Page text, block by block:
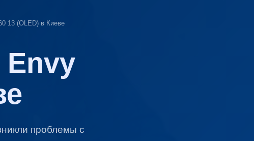
13 (OLED) в Киеве
Envy
проблемы с